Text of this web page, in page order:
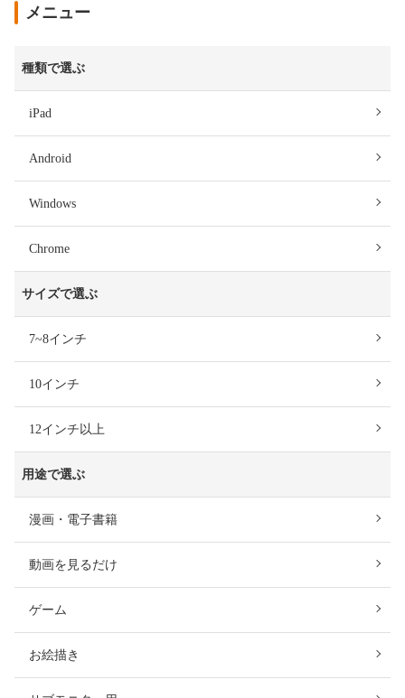
メニュー
種類で選ぶ
iPad
Android
Windows
Chrome
サイズで選ぶ
7~8インチ
10インチ
12インチ以上
用途で選ぶ
漫画・電子書籍
動画を見るだけ
ゲーム
お絵描き